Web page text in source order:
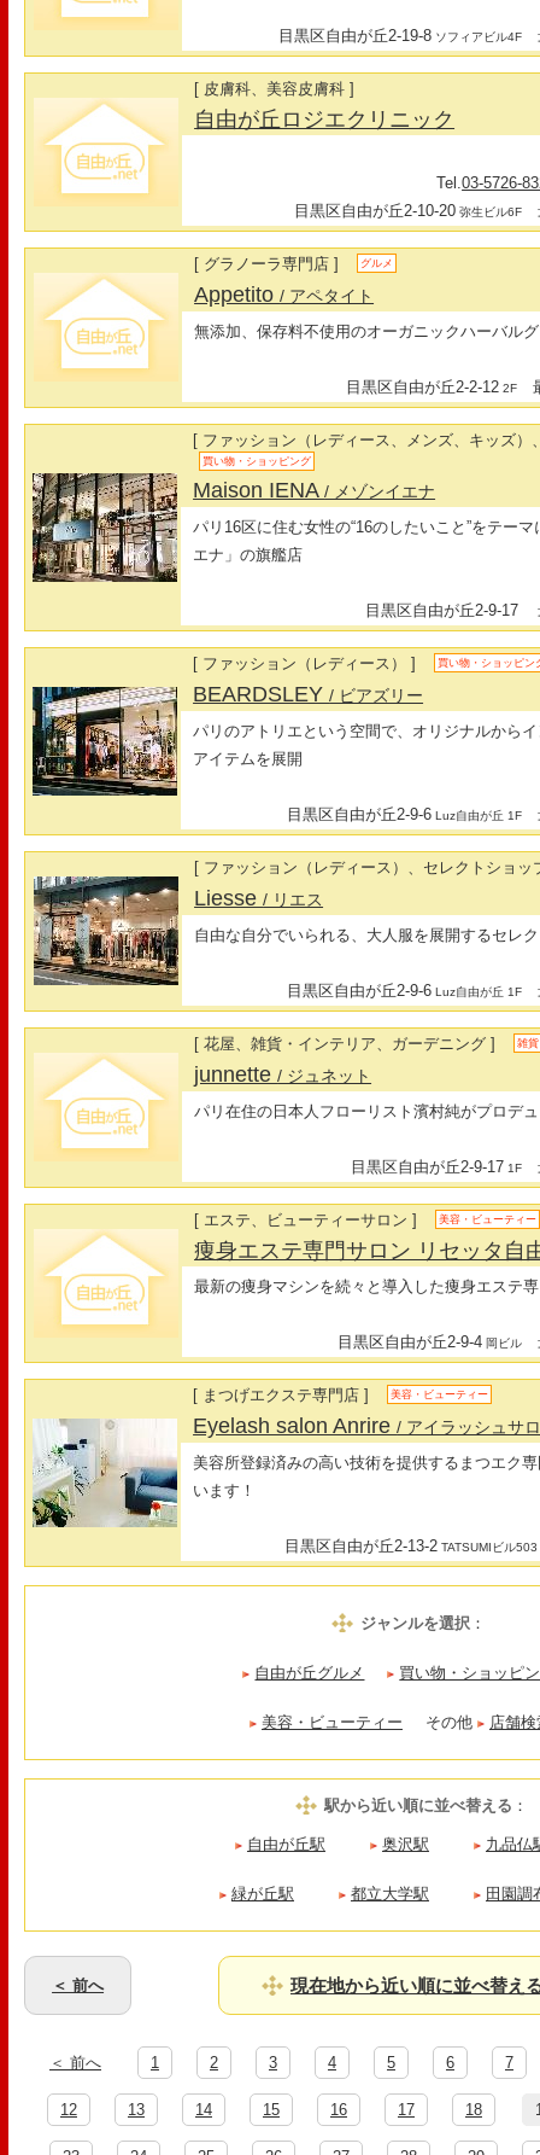
目黒区自由が丘2-19-8 ソフィアビル4F
[ 皮膚科、美容皮膚科 ]
自由が丘ロジエクリニック
Tel.03-5726-
目黒区自由が丘2-10-20 弥生ビル6F
[ グラノーラ専門店 ] グルメ
Appetito/ アペタイト
無添加、保存料不使用のオーガニックハーバル
目黒区自由が丘2-2-12 2F
[ ファッション（レディース、メンズ、キッズ）
買い物・ショッピング
Maison IENA/ メゾンイエナ
パリ16区に住む女性の“16のしたいこと”をテー
エナ」の旗艦店
目黒区自由が丘2-9-17
[ ファッション（レディース） ] 買い物・ショッピン
BEARDSLEY/ ビアズリー
パリのアトリエという空間で、オリジナルから
アイテムを展開
目黒区自由が丘2-9-6 Luz自由が丘 1F
[ ファッション（レディース）、セレクトショッ
Liesse/ リエス
自由な自分でいられる、大人服を展開するセレ
目黒区自由が丘2-9-6 Luz自由が丘 1F
[ 花屋、雑貨・インテリア、ガーデニング ] 雑
junnette/ ジュネット
パリ在住の日本人フローリスト濱村純がプロデ
目黒区自由が丘2-9-17 1F
[ エステ、ビューティーサロン ] 美容・ビューティー
痩身エステ専門サロン リセッタ自
最新の痩身マシンを続々と導入した痩身エステ
目黒区自由が丘2-9-4 岡ビル
[ まつげエクステ専門店 ] 美容・ビューティー
Eyelash salon Anrire/ アイラッシュサ
美容所登録済みの高い技術を提供するまつエク
います！
目黒区自由が丘2-13-2 TATSUMIビル503
ジャンルを選択：
自由が丘グルメ 買い物・ショッピ
美容・ビューティー その他 店舗
駅から近い順に並べ替える ：
自由が丘駅 奥沢駅 九品仏
緑が丘駅 都立大学駅 田園調
＜ 前へ 現在地から近い順に並べ替え
＜ 前へ 1 2 3 4 5 6 7
12 13 14 15 16 17 18